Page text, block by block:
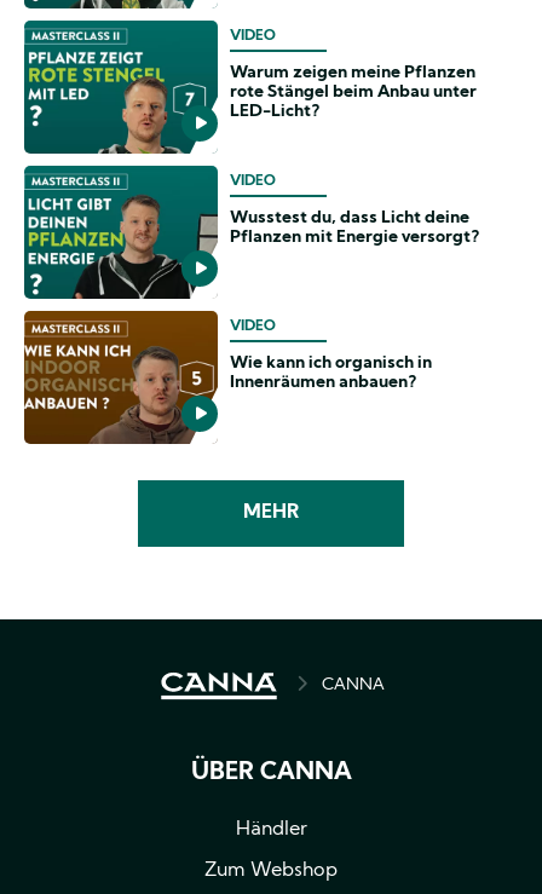
VIDEO
Warum zeigen meine Pflanzen
rote Stängel beim Anbau unter
LED-Licht?
VIDEO
Wusstest du, dass Licht deine
Pflanzen mit Energie versorgt?
VIDEO
Wie kann ich organisch in
Innenräumen anbauen?
MEHR
PFADNAVIGATION
CANNA
ÜBER CANNA
Händler
Zum Webshop